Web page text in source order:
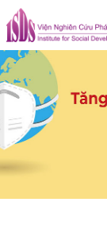
Skip
to
content